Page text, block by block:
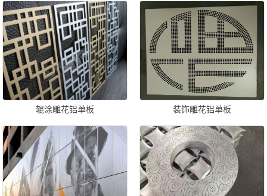
辊涂雕花铝单板 装饰雕花铝单板